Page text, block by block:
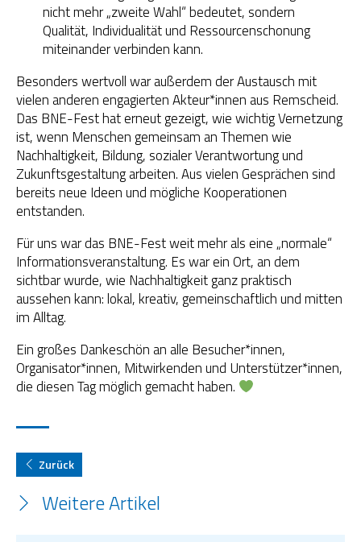
nicht mehr „zweite Wahl“ bedeutet, sondern
Qualität, Individualität und Ressourcenschonung
miteinander verbinden kann.
Besonders wertvoll war außerdem der Austausch mit
vielen anderen engagierten Akteur*innen aus Remscheid.
Das BNE-Fest hat erneut gezeigt, wie wichtig Vernetzung
ist, wenn Menschen gemeinsam an Themen wie
Nachhaltigkeit, Bildung, sozialer Verantwortung und
Zukunftsgestaltung arbeiten. Aus vielen Gesprächen sind
bereits neue Ideen und mögliche Kooperationen
entstanden.
Für uns war das BNE-Fest weit mehr als eine „normale“
Informationsveranstaltung. Es war ein Ort, an dem
sichtbar wurde, wie Nachhaltigkeit ganz praktisch
aussehen kann: lokal, kreativ, gemeinschaftlich und mitten
im Alltag.
Ein großes Dankeschön an alle Besucher*innen,
Organisator*innen, Mitwirkenden und Unterstützer*innen,
die diesen Tag möglich gemacht haben.
Zurück
Weitere Artikel